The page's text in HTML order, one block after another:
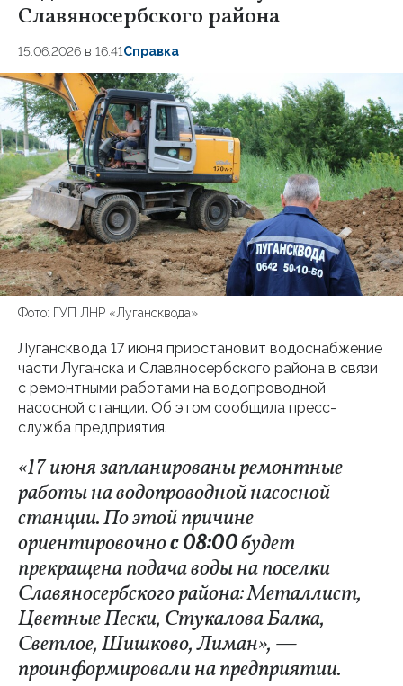
Славяносербского района
15.06.2026 в 16:41Справка
Фото: ГУП ЛНР «Лугансквода»
Лугансквода 17 июня приостановит водоснабжение
части Луганска и Славяносербского района в связи
с ремонтными работами на водопроводной
насосной станции. Об этом сообщила пресс-
служба предприятия.
«17 июня запланированы ремонтные
работы на водопроводной насосной
станции. По этой причине
ориентировочнос 08:00будет
прекращена подача воды на поселки
Славяносербского района: Металлист,
Цветные Пески, Стукалова Балка,
Светлое, Шишково, Лиман», —
проинформировали на предприятии.